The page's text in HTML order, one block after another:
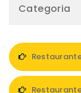
Categoria